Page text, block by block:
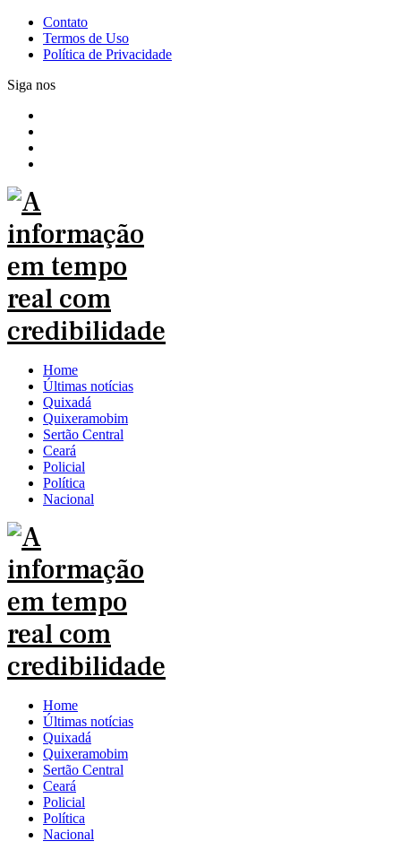
Contato
Termos de Uso
Política de Privacidade
Siga nos
Home
Últimas notícias
Quixadá
Quixeramobim
Sertão Central
Ceará
Policial
Política
Nacional
Home
Últimas notícias
Quixadá
Quixeramobim
Sertão Central
Ceará
Policial
Política
Nacional